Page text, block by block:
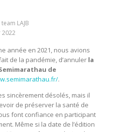
LAJB
2022
année en 2021, nous avions
de la pandémie, d’annuler la
de
.
sincèrement désolés, mais il
de préserver la santé de
font confiance en participant
Même si la date de l’édition